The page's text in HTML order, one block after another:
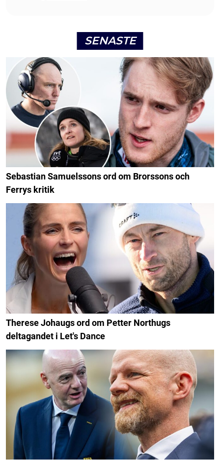
SENASTE
Sebastian Samuelssons ord om Brorssons och
Ferrys kritik
Therese Johaugs ord om Petter Northugs
deltagandet i Let's Dance